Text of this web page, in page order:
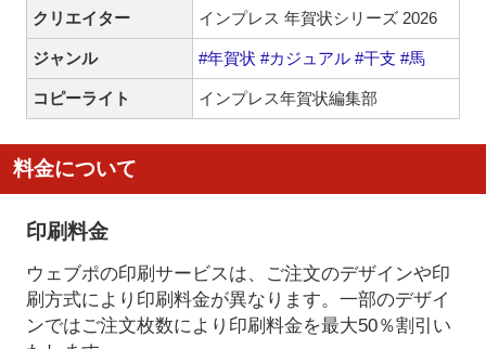
クリエイター インプレス 年賀状シリーズ 2026
ジャンル #年賀状 #カジュアル #干支 #馬
コピーライト インプレス年賀状編集部
料金について
印刷料金
ウェブポの印刷サービスは、ご注文のデザインや印
刷方式により印刷料金が異なります。一部のデザイ
ンではご注文枚数により印刷料金を最大50％割引い